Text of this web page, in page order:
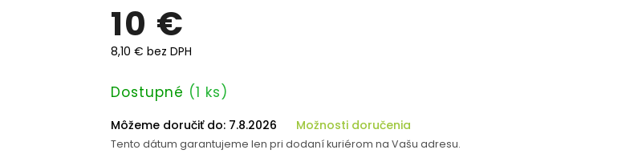
10 €
8,10 € bez DPH
Jednotková
Dostupné (1 ks)
Môžeme doručiť do: 7.8.2026 Možnosti doručenia
Tento dátum garantujeme len pri dodaní kuriérom na Vašu adresu.